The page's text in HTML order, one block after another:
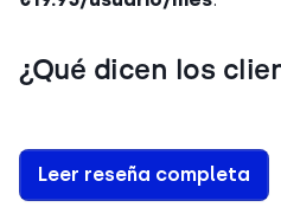
¿Qué dicen los
Leer reseña completa